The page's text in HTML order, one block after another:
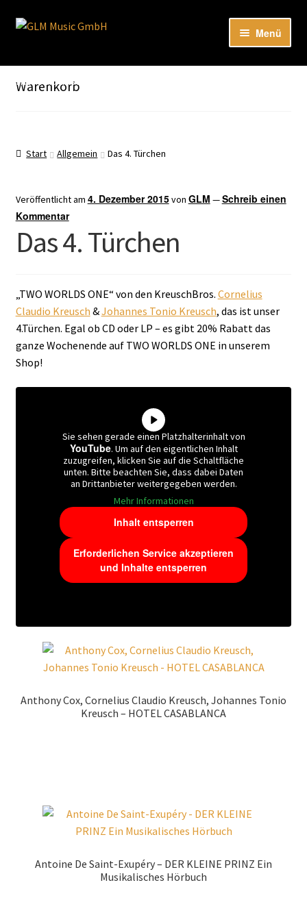
Hier sind unsere Neuigkeiten zu hören: Spotify
Zur
Zum
Menü
Unser Katalog
Warenkorb
Start Allgemein Das 4. Türchen
Veröffentlicht am 4. Dezember 2015von GLM —Schreib einen
Kommentar
Das 4. Türchen
„TWO WORLDS ONE“ von den KreuschBros. Cornelius
Claudio Kreusch &Johannes Tonio Kreusch, das ist unser
4.Türchen. Egal ob CD oder LP – es gibt 20% Rabatt das
ganze Wochenende auf TWO WORLDS ONE in unserem
Shop!
Sie sehen gerade einen Platzhalterinhalt von
YouTube. Um auf den eigentlichen Inhalt
zuzugreifen, klicken Sie auf die Schaltfläche
unten. Bitte beachten Sie, dass dabei Daten
an Drittanbieter weitergegeben werden.
Mehr Informationen
Inhalt entsperren
Erforderlichen Service akzeptieren
und Inhalte entsperren
Anthony Cox, Cornelius Claudio Kreusch, Johannes Tonio
Kreusch – HOTEL CASABLANCA
Antoine De Saint-Exupéry – DER KLEINE PRINZ Ein
Musikalisches Hörbuch